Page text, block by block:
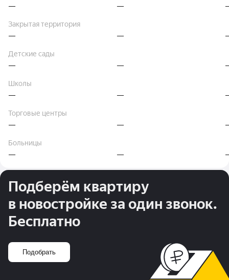
— —
Закрытая территория
— —
Детские сады
— —
Школы
— —
Торговые центры
— —
Больницы
— —
Подберём квартиру
в новостройке за один звонок.
Бесплатно
Подобрать